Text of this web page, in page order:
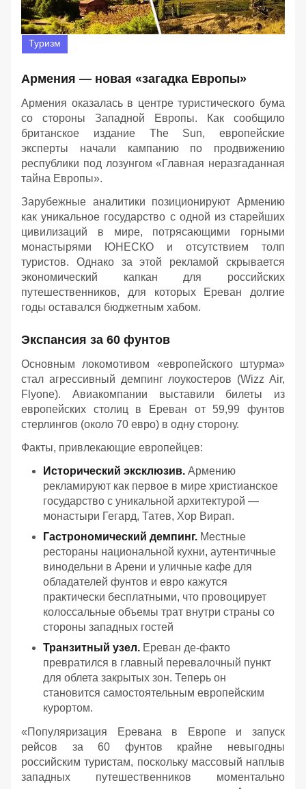
Туризм
Армения — новая «загадка Европы»
Армения оказалась в центре туристического бума
со стороны Западной Европы. Как сообщило
британское издание The Sun, европейские
эксперты начали кампанию по продвижению
республики под лозунгом «Главная неразгаданная
тайна Европы».
Зарубежные аналитики позиционируют Армению
как уникальное государство с одной из старейших
цивилизаций в мире, потрясающими горными
монастырями ЮНЕСКО и отсутствием толп
туристов. Однако за этой рекламой скрывается
экономический капкан для российских
путешественников, для которых Ереван долгие
годы оставался бюджетным хабом.
Экспансия за 60 фунтов
Основным локомотивом «европейского штурма»
стал агрессивный демпинг лоукостеров (Wizz Air,
Flyone). Авиакомпании выставили билеты из
европейских столиц в Ереван от 59,99 фунтов
стерлингов (около 70 евро) в одну сторону.
Факты, привлекающие европейцев:
Исторический эксклюзив. Армению
рекламируют как первое в мире христианское
государство с уникальной архитектурой —
монастыри Гегард, Татев, Хор Вирап.
Гастрономический демпинг. Местные
рестораны национальной кухни, аутентичные
винодельни в Арени и уличные кафе для
обладателей фунтов и евро кажутся
практически бесплатными, что провоцирует
колоссальные объемы трат внутри страны со
стороны западных гостей
Транзитный узел. Ереван де-факто
превратился в главный перевалочный пункт
для облета закрытых зон. Теперь он
становится самостоятельным европейским
курортом.
«Популяризация Еревана в Европе и запуск
рейсов за 60 фунтов крайне невыгодны
российским туристам, поскольку массовый наплыв
западных путешественников моментально